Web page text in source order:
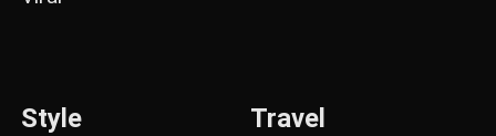
Style Travel